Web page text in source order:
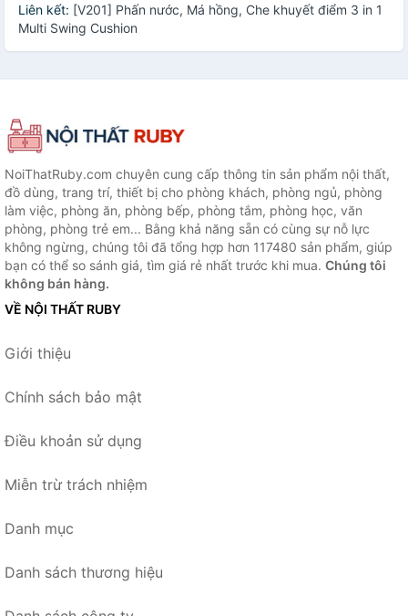
Liên kết: [V201] Phấn nước, Má hồng, Che khuyết điểm 3 in 1
Multi Swing Cushion
NoiThatRuby.com chuyên cung cấp thông tin sản phẩm nội thất,
đồ dùng, trang trí, thiết bị cho phòng khách, phòng ngủ, phòng
làm việc, phòng ăn, phòng bếp, phòng tắm, phòng học, văn
phòng, phòng trẻ em... Bằng khả năng sẵn có cùng sự nỗ lực
không ngừng, chúng tôi đã tổng hợp hơn 117480 sản phẩm, giúp
bạn có thể so sánh giá, tìm giá rẻ nhất trước khi mua. Chúng tôi
không bán hàng.
VỀ NỘI THẤT RUBY
Giới thiệu
Chính sách bảo mật
Điều khoản sử dụng
Miễn trừ trách nhiệm
Danh mục
Danh sách thương hiệu